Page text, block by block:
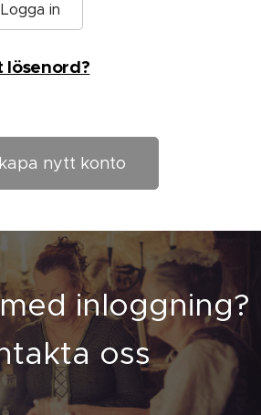
Logga in
lösenord?
nytt konto
inloggning?
oss